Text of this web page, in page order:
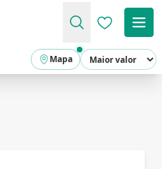
Favoritos
Mapa